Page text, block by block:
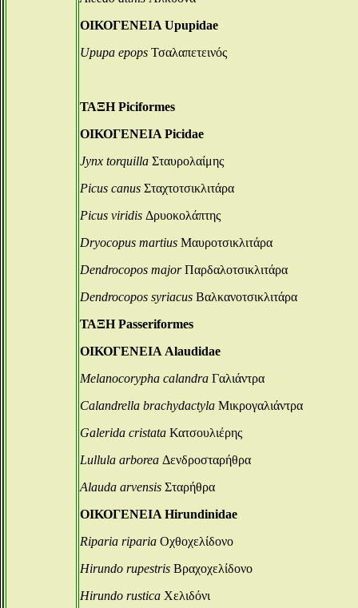
ΟΙΚΟΓΕΝΕΙΑ Upupidae
Upupa epops Τσαλαπετεινός
ΤΑΞΗ Piciformes
ΟΙΚΟΓΕΝΕΙΑ Picidae
Jynx torquilla Σταυρολαίμης
Picus canus Σταχτοτσικλιτάρα
Picus viridis Δρυοκολάπτης
Dryocopus martius Μαυροτσικλιτάρα
Dendrocopos majorΠαρδαλοτσικλιτάρα
Dendrocopos syriacus Βαλκανοτσικλιτάρα
ΤΑΞΗ Passeriformes
ΟΙΚΟΓΕΝΕΙΑ Alaudidae
Melanocorypha calandra Γαλιάντρα
Calandrella brachydactyla Μικρογαλιάντρα
Galerida cristata Κατσουλιέρης
Lullula arborea Δενδροσταρήθρα
Alauda arvensis Σταρήθρα
ΟΙΚΟΓΕΝΕΙΑ Hirundinidae
Riparia riparia Οχθοχελίδονο
Hirundo rupestris Βραχοχελίδονο
Hirundo rustica Χελιδόνι